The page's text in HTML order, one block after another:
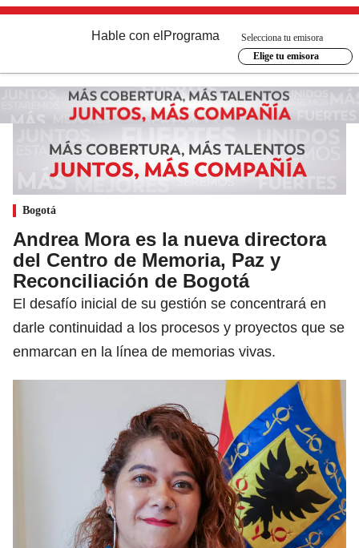
Hable con el Programa
Selecciona tu emisora
Elige tu emisora
Bogotá
Andrea Mora es la nueva directora
del Centro de Memoria, Paz y
Reconciliación de Bogotá
El desafío inicial de su gestión se concentrará en
darle continuidad a los procesos y proyectos que se
enmarcan en la línea de memorias vivas.